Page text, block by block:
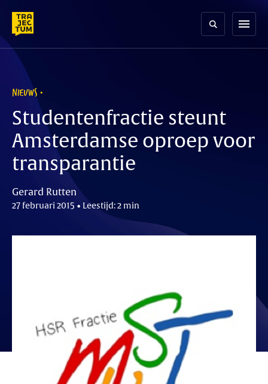
content
menu
NIEUWS
Studentenfractie steunt
Amsterdamse oproep voor
transparantie
Gerard Rutten
27 februari 2015 • Leestijd: 2 min